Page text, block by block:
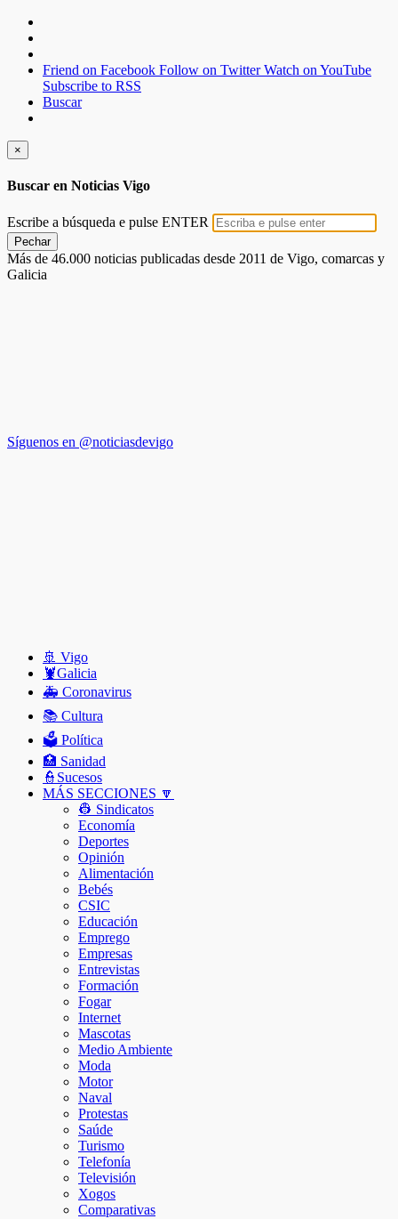
Friend on Facebook Follow on Twitter Watch on YouTube
Subscribe to RSS
Buscar
×
Buscar en Noticias Vigo
Escribe a búsqueda e pulse ENTER
Pechar
Más de 46.000 noticias publicadas desde 2011 de Vigo, comarcas y
Galicia
Síguenos en @noticiasdevigo
🚢 Vigo
🦞️Galicia
🚑 Coronavirus
📚 Cultura
🗳️ Política
🏥 Sanidad
👮Sucesos
MÁS SECCIONES 🔽
👷 Sindicatos
Economía
Deportes
Opinión
Alimentación
Bebés
CSIC
Educación
Emprego
Empresas
Entrevistas
Formación
Fogar
Internet
Mascotas
Medio Ambiente
Moda
Motor
Naval
Protestas
Saúde
Turismo
Telefonía
Televisión
Xogos
Comparativas